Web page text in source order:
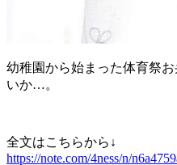
幼稚園から始まった体育祭
いか…。
全文はこちらから↓
https://note.com/4ness/n/